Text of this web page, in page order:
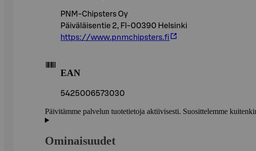
PNM-Chipsters Oy
Päiväläisentie 2, FI-00390 Helsinki
https://www.pnmchipsters.fi
EAN
5425006573030
Päivitämme palvelun tuotetietoja aktiivisesti. Suosittelemme
Ominaisuudet